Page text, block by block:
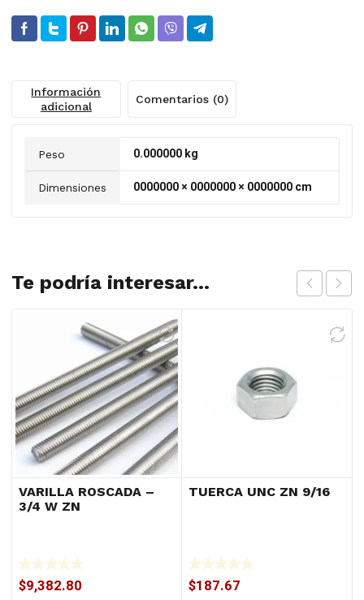
Información
adicional
Comentarios (0)
Peso 0.000000 kg
Dimensiones 0000000 × 0000000 × 0000000 cm
Te podría interesar...
VARILLA ROSCADA –
3/4 W ZN
$9,382.80
TUERCA UNC ZN 9/16
$187.67